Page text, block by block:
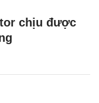
chịu được